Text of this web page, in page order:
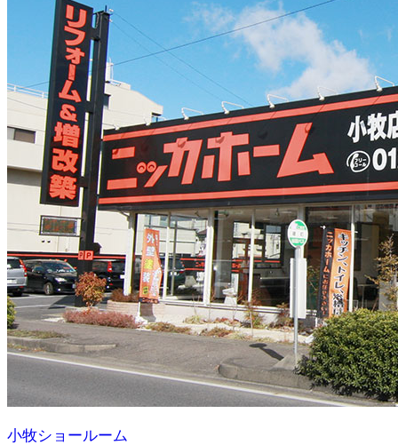
小牧ショールーム